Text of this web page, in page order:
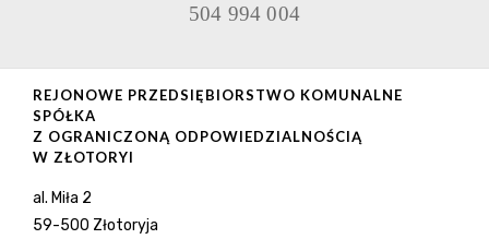
504 994 004
REJONOWE PRZEDSIĘBIORSTWO KOMUNALNE
SPÓŁKA
Z OGRANICZONĄ ODPOWIEDZIALNOŚCIĄ
W ZŁOTORYI
al. Miła 2
59-500 Złotoryja